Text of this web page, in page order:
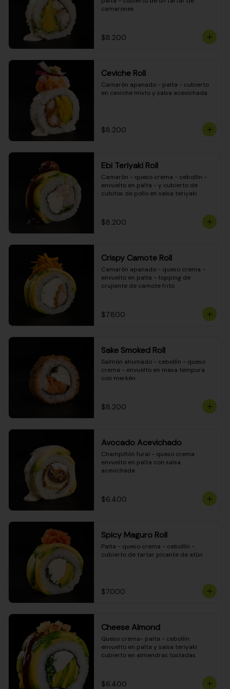
camarones
$8.200
Ceviche Roll
Camarón apanado - palta - cubierto
en ceviche mixto y salsa acevichada
$8.200
Ebi Teriyaki Roll
Camarón - queso crema - cebollín -
envuelto en palta - y cubierto de
cubitos de pollo en salsa teriyaki
$8.200
Crispy Camote Roll
Camarón apanado - queso crema -
envuelto en palta - topping de
crujiente de camote frito
$7.800
Sake Smoked Roll
Salmón ahumado - cebollín - queso
crema - envuelto en masa tempura
con merkén
$8.200
Avocado Acevichado
Champiñón furai - queso crema
envuelto en palta con salsa
acevichada
$6.400
Spicy Maguro Roll
Palta - queso crema - cebollín -
cubierto de tartar picante de atún
$7.000
Cheese Almond
Queso crema- palta - cebollín
envuelto en palta y salsa teriyaki
cubierto en almendras tostadas
$6.400